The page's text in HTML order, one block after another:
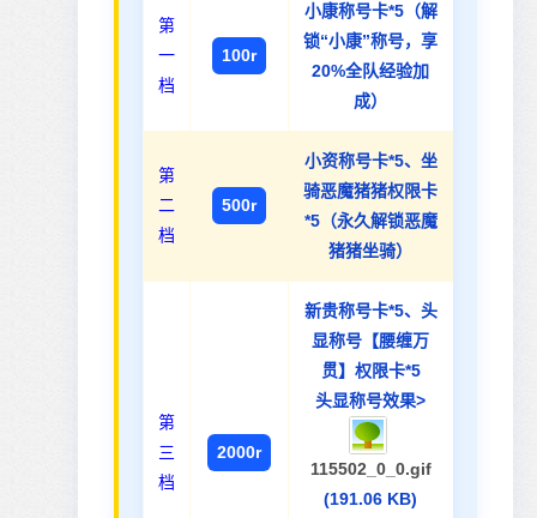
第
一
档
100r
小康称号卡*5（解
锁“小康”称号，享
20%全队经验加
成）
第
二
档
500r
小资称号卡*5、坐
骑恶魔猪猪权限卡
*5（永久解锁恶魔
猪猪坐骑）
第
三
档
2000r
新贵称号卡*5、头
显称号【腰缠万
贯】权限卡*5
头显称号效果>
115502_0_0.gif
(191.06 KB)